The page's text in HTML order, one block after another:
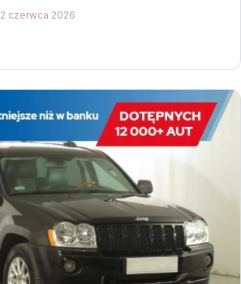
2 czerwca 2026